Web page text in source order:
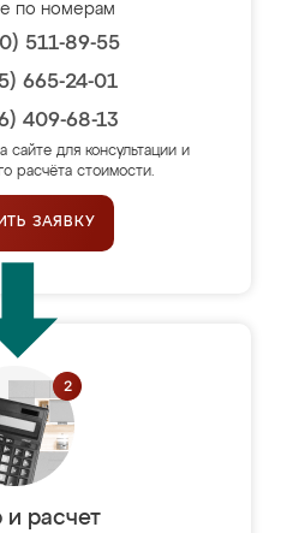
по номерам
511-89-55
665-24-01
409-68-13
сайте для консультации и
расчёта стоимости.
ЗАЯВКУ
и расчет